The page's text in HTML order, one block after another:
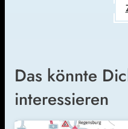
Das könnte
interessieren